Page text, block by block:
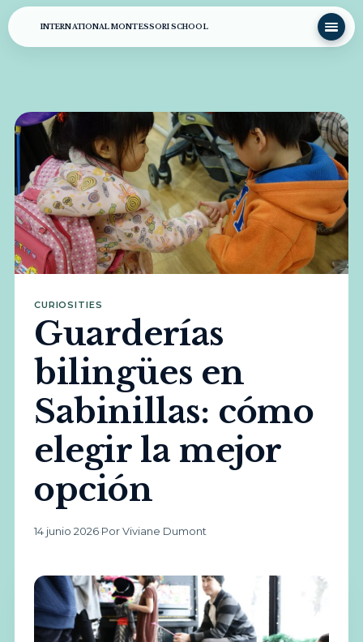
INTERNATIONAL MONTESSORI SCHOOL
CURIOSITIES
Guarderías
bilingües en
Sabinillas: cómo
elegir la mejor
opción
14 junio 2026·Por Viviane Dumont